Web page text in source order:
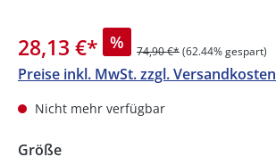
28,13 €* % 74,90 €*(62.44% gespart)
Preise inkl. MwSt. zzgl. Versandkosten
Nicht mehr verfügbar
Größeauswählen